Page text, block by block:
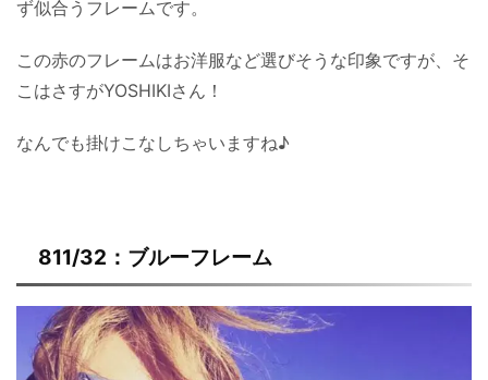
ず似合うフレームです。
この赤のフレームはお洋服など選びそうな印象ですが、そ
こはさすがYOSHIKIさん！
なんでも掛けこなしちゃいますね♪
811/32：ブルーフレーム